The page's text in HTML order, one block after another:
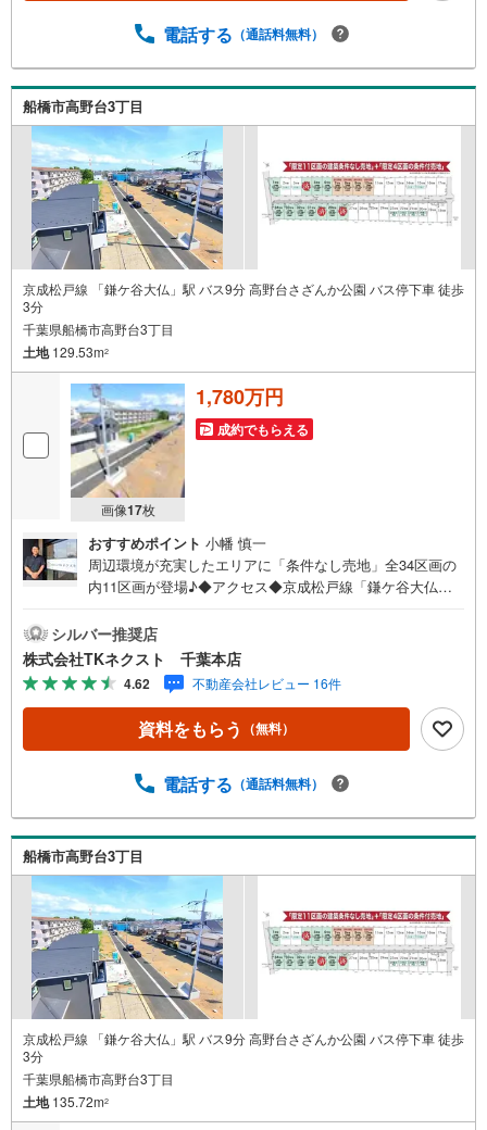
保育園 徒歩23分食鮮館ヒフミ 徒歩5分ローソン白井根
分閑静な住宅街で、緑が多く公園も点在している船橋市高
野台3丁目に条件なし売地が登場です!!近くに日本大学理工
学部があり、学生向けの施設や商店も見られ、幹線道路か
ら少し入った落ち着いた雰囲気のエリアです♪
電話する （通話料無料）
船橋市高野台3丁目
京成松戸線 「鎌ケ谷大仏」駅 バス9分 高野台さざんか公園 バス停下車 徒歩
3分
千葉県船橋市高野台3丁目
土地129.53m2
画像17枚
1,780万円
成約でもらえる
おすすめポイント 小幡 慎一
周辺環境が充実したエリアに「条件なし売地」全34区画の
内11区画が登場♪◆アクセス◆京成松戸線「鎌ケ谷大仏」
家族の多い分譲地は、困ったときも心強い♪お好きなハウ
スメーカーで建築できる「建築条件なし」♪ご家族のスタ
イルに合った住まいをご提案♪土地約40～45坪、多彩なプ
ランが可能な広さ♪忙しい方にも嬉しいスーパーやコンビ
ニが徒歩圏内♪お子様とすぐに遊びに行ける距離に公園が
あるのは嬉しい♪◆周辺環境◆船橋市立八木が谷北小学
保育園 徒歩23分食鮮館ヒフミ 徒歩5分ローソン白井根
分閑静な住宅街で、緑が多く公園も点在している船橋市高
野台3丁目に条件なし売地が登場です!!近くに日本大学理工
学部があり、学生向けの施設や商店も見られ、幹線道路か
ら少し入った落ち着いた雰囲気のエリアです♪
シルバー推奨店
株式会社TKネクスト 千葉本店
4.62 不動産会社レビュー 16件
資料をもらう （無料）
電話する （通話料無料）
船橋市高野台3丁目
京成松戸線 「鎌ケ谷大仏」駅 バス9分 高野台さざんか公園 バス停下車 徒歩
3分
千葉県船橋市高野台3丁目
土地135.72m2